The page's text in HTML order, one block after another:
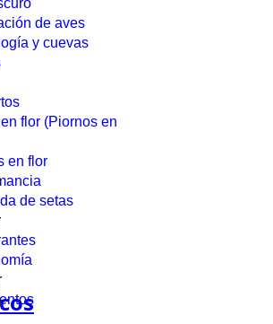
de aves
y cuevas
flor (Piornos en
en flor
de setas